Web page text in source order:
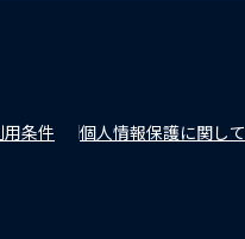
条件 個人情報保護に関して